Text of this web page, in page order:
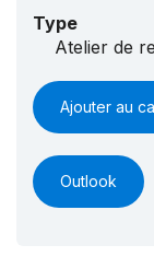
Type
Atelier de
Ajouter au
Outlook